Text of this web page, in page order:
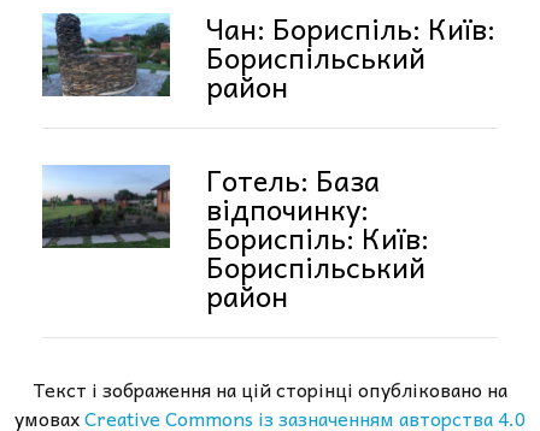
Чан: Бориспіль: Київ:
Бориспільський
район
Готель: База
відпочинку:
Бориспіль: Київ:
Бориспільський
район
Текст і зображення на цій сторінці опубліковано на
умовахCreative Commons із зазначенням авторства 4.0